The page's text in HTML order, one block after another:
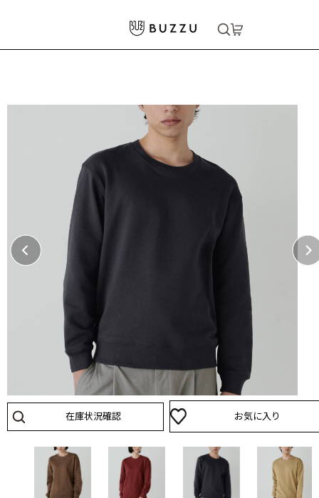
パーカー・スウェット >スウェット
10.0oz クルーネックスウェット
在庫状況確認 お気に入り